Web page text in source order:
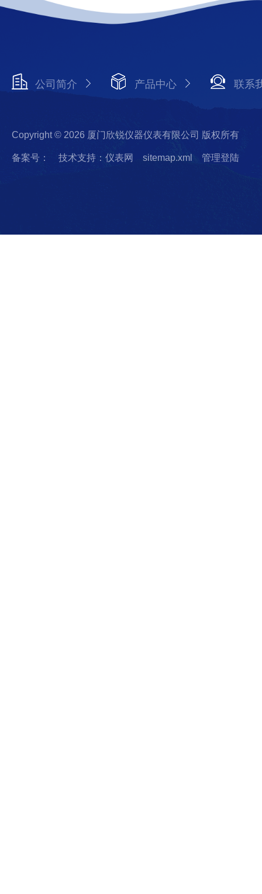
公司简介 产品中心 联系
Copyright © 2026 厦门欣锐仪器仪表有限公司 版权所有
备案号： 技术支持：仪表网 sitemap.xml 管理登陆